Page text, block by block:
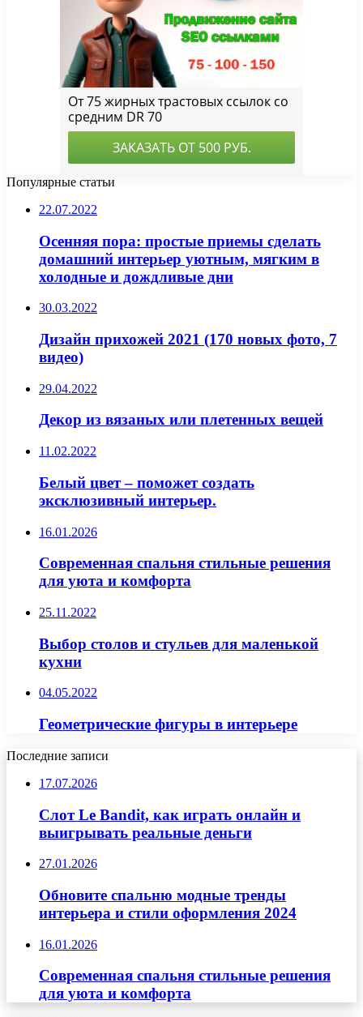
Популярные статьи
22.07.2022
Осенняя пора: простые приемы сделать
домашний интерьер уютным, мягким в
холодные и дождливые дни
30.03.2022
Дизайн прихожей 2021 (170 новых фото, 7
видео)
29.04.2022
Декор из вязаных или плетенных вещей
11.02.2022
Белый цвет – поможет создать
эксклюзивный интерьер.
16.01.2026
Современная спальня стильные решения
для уюта и комфорта
25.11.2022
Выбор столов и стульев для маленькой
кухни
04.05.2022
Геометрические фигуры в интерьере
Последние записи
17.07.2026
Слот Le Bandit, как играть онлайн и
выигрывать реальные деньги
27.01.2026
Обновите спальню модные тренды
интерьера и стили оформления 2024
16.01.2026
Современная спальня стильные решения
для уюта и комфорта